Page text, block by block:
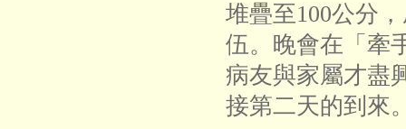
堆疊至100公分
伍。晚會在「牽
病友與家屬才盡
接第二天的到來